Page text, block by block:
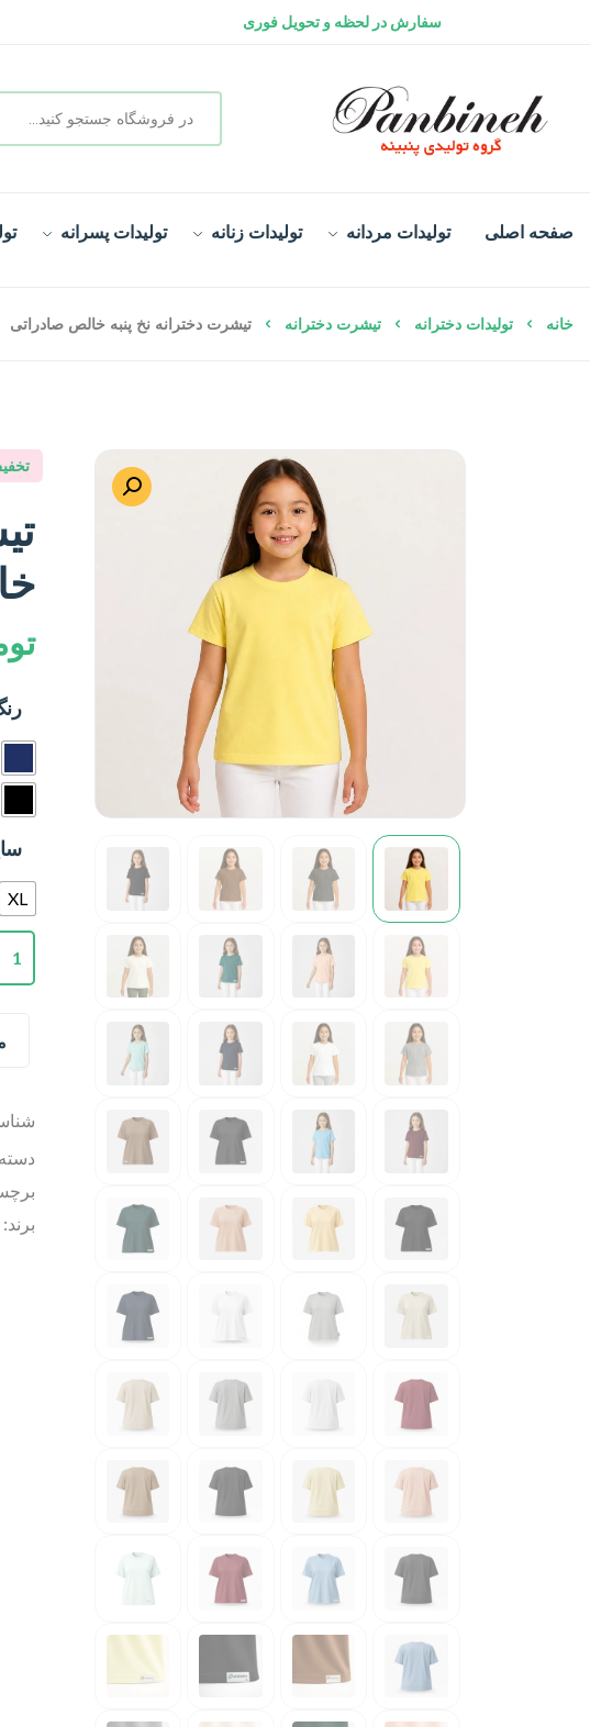
ارسال رایگان کالا | سفارش بالای ۲ میلیون تومان
صفحه اصلی تولیدات مردانه تولیدات زنانه تولیدات پسرانه
خانه تولیدات دخترانه تیشرت دخترانه تیشرت دخترانه نخ پنبه خالص صادراتی
XL
برند: